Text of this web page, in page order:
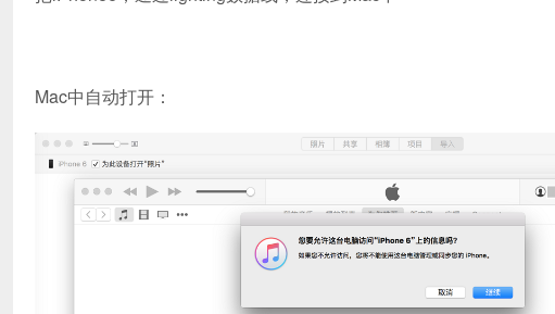
Mac中自动打开：